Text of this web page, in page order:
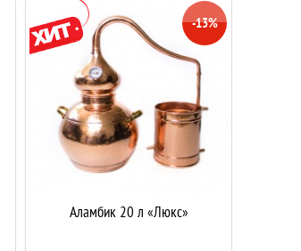
Аламбик 20 л «Люкс»
-13%